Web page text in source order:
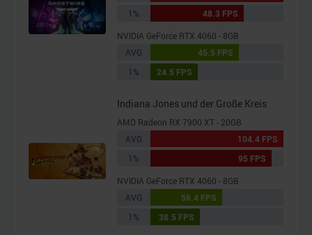
1%
48.3 FPS
NVIDIA GeForce RTX 4060 - 8GB
AVG
45.5 FPS
1%
24.5 FPS
Indiana Jones und der Große Kreis
AMD Radeon RX 7900 XT - 20GB
AVG
104.4 FPS
1%
95 FPS
NVIDIA GeForce RTX 4060 - 8GB
AVG
56.4 FPS
1%
38.5 FPS